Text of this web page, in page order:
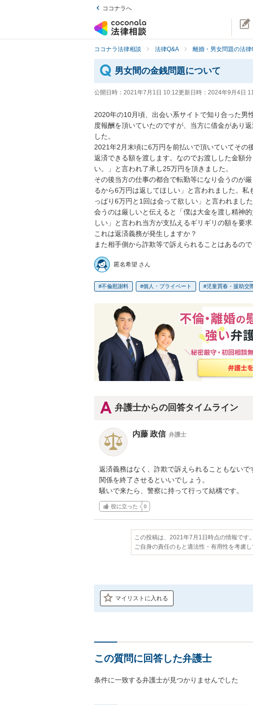
ココナラへ
ココナラ法律相談 法律Q&A 離婚・男女問題の法律
男女間の金銭問題について
公開日時： 2021年7月1日 10:12更新日時： 2024年9月4日
2020年の10月頃、出会い系サイトで知り合った男
度報酬を頂いていたのですが、当方に借金があり
した。
2021年2月末頃に6万円を前払いで頂いていてその
返済できる額を渡します。なのでお渡しした金額
い。」と言われ了承し25万円を頂きました。
その後当方の仕事の都合で転勤等になり会うのが
るから6万円は返してほしい」と言われました。
っぱり6万円と1回は会って欲しい」と言われました
会うのは厳しいと伝えると「僕は大金を渡し精神
しい」と言われ当方が支払えるギリギリの額を要求
これは返済義務が発生しますか？
また相手側から詐欺等で訴えられることはあるので
匿名希望 さん
不倫慰謝料 個人・プライベート 児童買春・援助交
弁護士からの回答タイムライン
内藤 政信 弁護士
返済義務はなく、詐欺で訴えられることもないで
関係を終了させるといいでしょう。
騒いで来たら、警察に持って行って結構です。
役に立った 0
この投稿は、2021年7月1日時点の情報です。
ご自身の責任のもと適法性・有用性を考慮
マイリストに入れる
この質問に回答した弁護士
条件に一致する弁護士が見つかりませんでした